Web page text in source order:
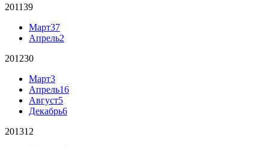
201139
Март37
Апрель2
201230
Март3
Апрель16
Август5
Декабрь6
201312